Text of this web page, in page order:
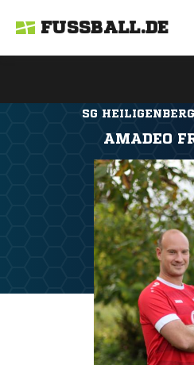
FUSSBALL.DE
SG
AMADEO